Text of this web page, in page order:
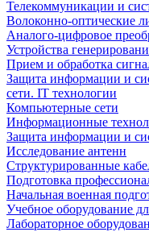
Телекоммуникации и
Волоконно-оптические
Аналого-цифровое
Устройства
Прием и обработка
Защита информации и
сети. IT технологии
Компьютерные сети
Информационные
Защита информации и
Исследование антенн
Структурированные
Подготовка
Начальная военная
Учебное оборудование
Лабораторное